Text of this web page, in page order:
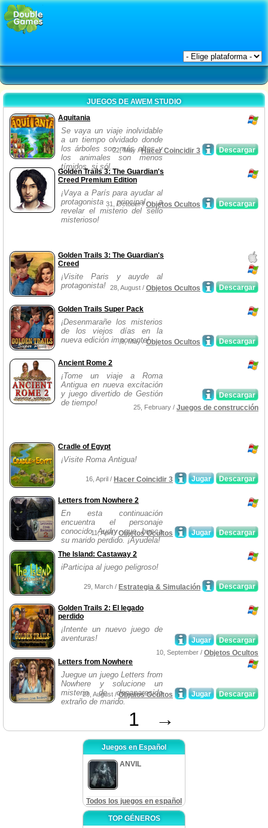
JUEGOS DE AWEM STUDIO
Aquitania
Se vaya un viaje inolvidable
a un tiempo olvidado donde
los árboles son más altos y
los animales son menos
tímidos, si sól...
Descargar
22, May /Hacer Coincidir 3
Golden Trails 3: The Guardian's
Creed Premium Edition
¡Vaya a París para ayudar al
protagonista principal a
revelar el misterio del sello
misterioso!
Descargar
31, October /Objetos Ocultos
Golden Trails 3: The Guardian's
Creed
¡Visite Paris y auyde al
protagonista!
Descargar
28, August / Objetos Ocultos
Golden Trails Super Pack
¡Desenmarañe los misterios
de los viejos días en la
nueva edición imponente!
Descargar
9, May /Objetos Ocultos
Ancient Rome 2
¡Tome un viaje a Roma
Antigua en nueva excitación
y juego divertido de Gestión
de tiempo!
Descargar
25, February / Juegos de construcción
Cradle of Egypt
¡Visite Roma Antigua!
Descargar
Jugar
16, April / Hacer Coincidir 3
Letters from Nowhere 2
En esta continuación
encuentra el personaje
conocido Audry que busca
su marido perdido. ¡Ayudela!
Descargar
Jugar
11, April /Objetos Ocultos
The Island: Castaway 2
iParticipa al juego peligroso!
Descargar
29, March / Estrategia & Simulación
Golden Trails 2: El legado
perdido
¡Intente un nuevo juego de
aventuras!
Descargar
Jugar
10, September / Objetos Ocultos
Letters from Nowhere
Juegue un juego Letters from
Nowhere y solucione un
misterio de desaparecido
extraño de marido.
Descargar
Jugar
29, August /Objetos Ocultos
1 →
Juegos en Español
ANVIL
Todos los juegos en español
TOP GÉNEROS